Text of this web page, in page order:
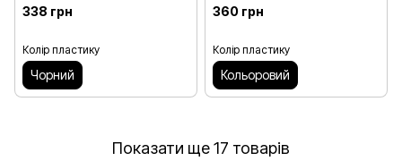
338 грн
Колір пластику
Чорний
360 грн
Колір пластику
Кольоровий
Показати ще 17 товарів